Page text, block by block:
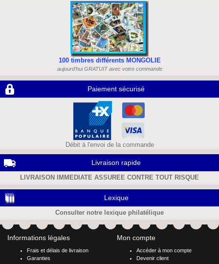
100 timbres différents MONGOLIE
aujourd'hui GRATUIT avec votre commande
Paiement sécurisé
Débit à l'envoi de la commande
Livraison rapide
LIVRAISON IMMEDIATE ASSUREE CONTRE TOUT RISQUE
Lexique
Consulter notre lexique philatélique
Informations légales
Frais et délais de livraison
Garanties
Mon compte
Accéder à mon compte
Devenir client